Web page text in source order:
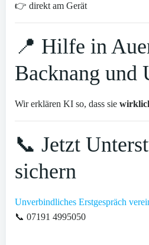
👉 direkt am Gerät
📍 Hilfe in
Backnang und
Wir erklären KI so, dass sie
📞 Jetzt
sichern
Unverbindliches Erstgespräch
📞 07191 4995050